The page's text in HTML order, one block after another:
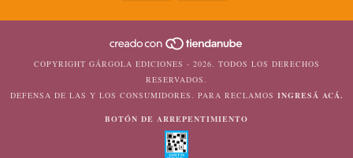
COPYRIGHT GÁRGOLA EDICIONES - 2026. TODOS LOS DERECHOS
RESERVADOS.
DEFENSA DE LAS Y LOS CONSUMIDORES. PARA RECLAMOS INGRESÁ ACÁ.
BOTÓN DE ARREPENTIMIENTO